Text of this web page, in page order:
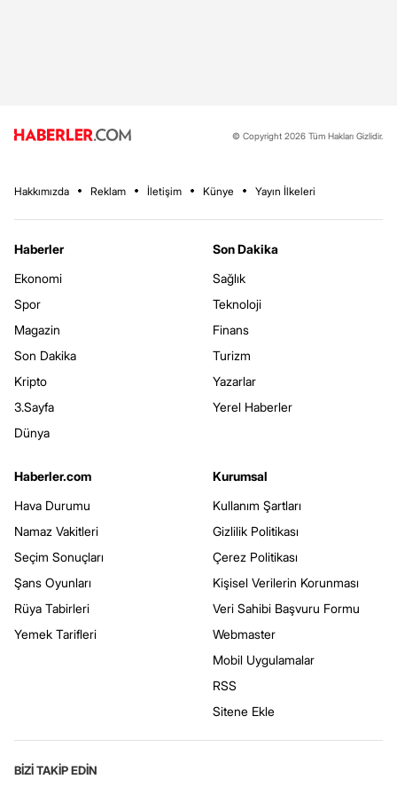
© Copyright 2026 Tüm Hakları Gizlidir.
Hakkımızda Reklam İletişim Künye Yayın İlkeleri
Haberler
Ekonomi
Spor
Magazin
Son Dakika
Kripto
3.Sayfa
Dünya
Son Dakika
Sağlık
Teknoloji
Finans
Turizm
Yazarlar
Yerel Haberler
Haberler.com
Hava Durumu
Namaz Vakitleri
Seçim Sonuçları
Şans Oyunları
Rüya Tabirleri
Yemek Tarifleri
Kurumsal
Kullanım Şartları
Gizlilik Politikası
Çerez Politikası
Kişisel Verilerin Korunması
Veri Sahibi Başvuru Formu
Webmaster
Mobil Uygulamalar
RSS
Sitene Ekle
BİZİ TAKİP EDİN